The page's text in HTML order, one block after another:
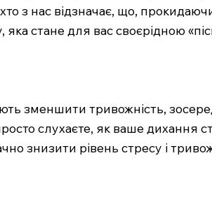
з нас відзначає, що,
яка стане для вас своєрідною
зменшити тривожність,
слухаєте, як ваше
знизити рівень стресу і